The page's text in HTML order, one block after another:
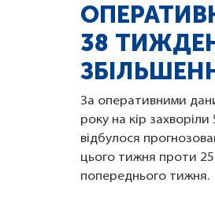
38
За оперативними
року на кір
відбулося
цього тижня проти
попереднього тижня.